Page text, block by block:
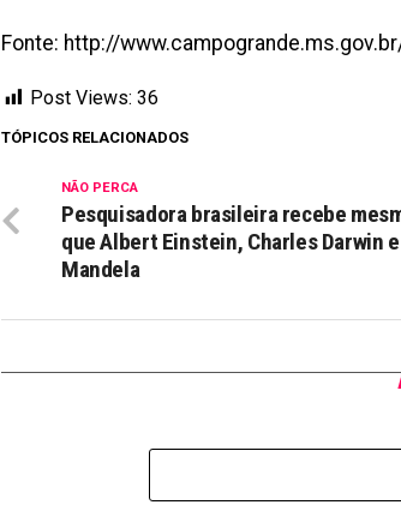
Fonte: http://
Post Views: 36
TÓPICOS RELACIONADOS
NÃO PERCA
Pesquisadora brasileira recebe
que Albert Einstein, Charles Darwin
Mandela